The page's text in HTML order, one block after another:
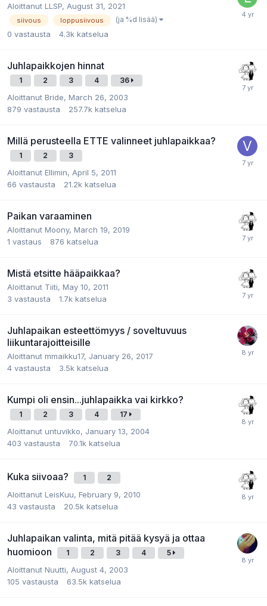
Aloittanut LLSP, August 31, 2021
siivous loppusiivous (ja %d lisää)
0 vastausta 4.3k katselua
Juhlapaikkojen hinnat
1 2 3 4 36
Aloittanut Bride, March 26, 2003
879 vastausta 257.7k katselua
Millä perusteella ETTE valinneet juhlapaikkaa?
1 2 3
Aloittanut Ellimin, April 5, 2011
66 vastausta 21.2k katselua
Paikan varaaminen
Aloittanut Moony, March 19, 2019
1 vastaus 876 katselua
Mistä etsitte hääpaikkaa?
Aloittanut Tiiti, May 10, 2011
3 vastausta 1.7k katselua
Juhlapaikan esteettömyys / soveltuvuus
liikuntarajoitteisille
Aloittanut mmaikku17, January 26, 2017
4 vastausta 3.5k katselua
Kumpi oli ensin...juhlapaikka vai kirkko?
1 2 3 4 17
Aloittanut untuvikko, January 13, 2004
403 vastausta 70.1k katselua
Kuka siivoaa? 1 2
Aloittanut LeisKuu, February 9, 2010
43 vastausta 20.5k katselua
Juhlapaikan valinta, mitä pitää kysyä ja ottaa
huomioon
1 2 3 4 5
Aloittanut Nuutti, August 4, 2003
105 vastausta 63.5k katselua